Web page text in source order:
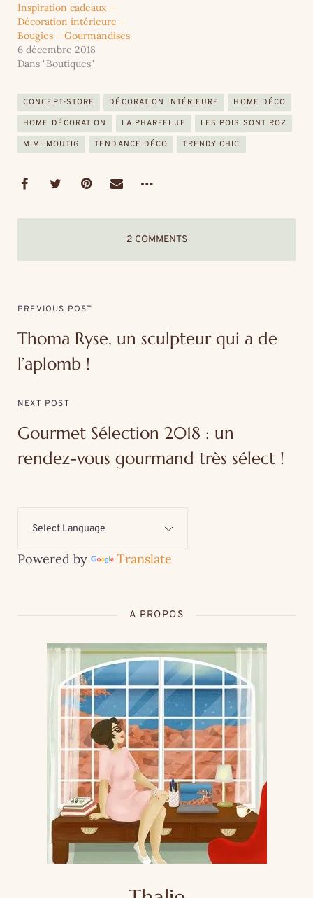
Inspiration cadeaux –
Décoration intérieure –
Bougies – Gourmandises
6 décembre 2018
Dans "Boutiques"
CONCEPT-STORE DÉCORATION INTÉRIEURE HOME DÉCO
HOME DÉCORATION LA PHARFELUE LES POIS SONT ROZ
MIMI MOUTIG TENDANCE DÉCO TRENDY CHIC
2 COMMENTS
PREVIOUS POST
Thoma Ryse, un sculpteur qui a de
l’aplomb !
NEXT POST
Gourmet Sélection 2018 : un
rendez-vous gourmand très sélect !
Powered by Translate
A PROPOS